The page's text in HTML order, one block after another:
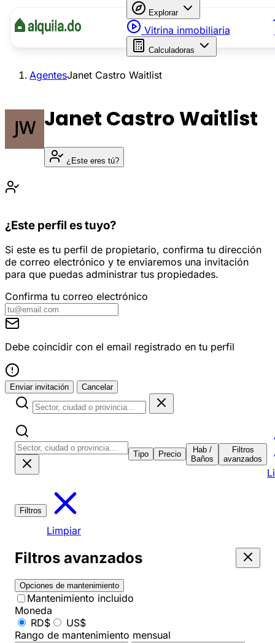
Explorar
Vitrina inmobiliaria
Calculadoras
AgentesJanet Castro Waitlist
Janet Castro Waitlist
¿Este eres tú?
¿Este perfil es tuyo?
Si este es tu perfil de propietario, confirma tu dirección
de correo electrónico y te enviaremos una invitación
para que puedas administrar tus propiedades.
Confirma tu correo electrónico
Debe coincidir con el email registrado en tu perfil
Enviar invitación Cancelar
Tipo Precio
Hab /
Baños
Filtros
avanzados
Filtros
Limpiar
Filtros avanzados
Opciones de mantenimiento
Mantenimiento incluido
Moneda
RD$
US$
Rango de mantenimiento mensual